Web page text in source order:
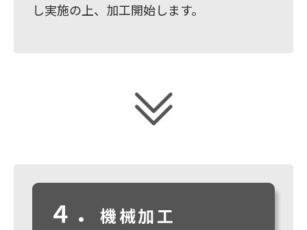
し実施の上、加工開始します。
４．機械加工